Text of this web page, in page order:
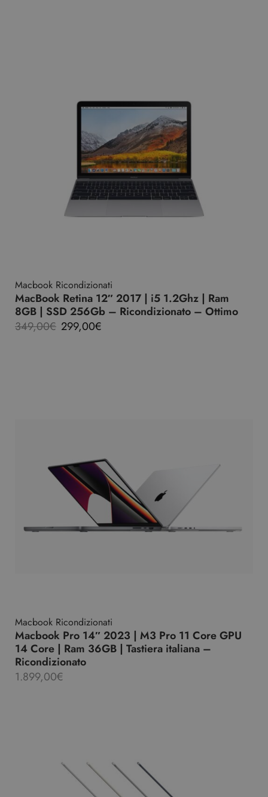
Macbook Ricondizionati
MacBook Retina 12″ 2017 | i5 1.2Ghz | Ram
8GB | SSD 256Gb – Ricondizionato – Ottimo
349,00€ 299,00€
Macbook Ricondizionati
Macbook Pro 14″ 2023 | M3 Pro 11 Core GPU
14 Core | Ram 36GB | Tastiera italiana –
Ricondizionato
1.899,00€